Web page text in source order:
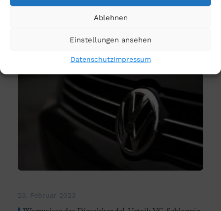
Ablehnen
Einstellungen ansehen
DatenschutzImpressum
mehr lesen
23. Februar 2023